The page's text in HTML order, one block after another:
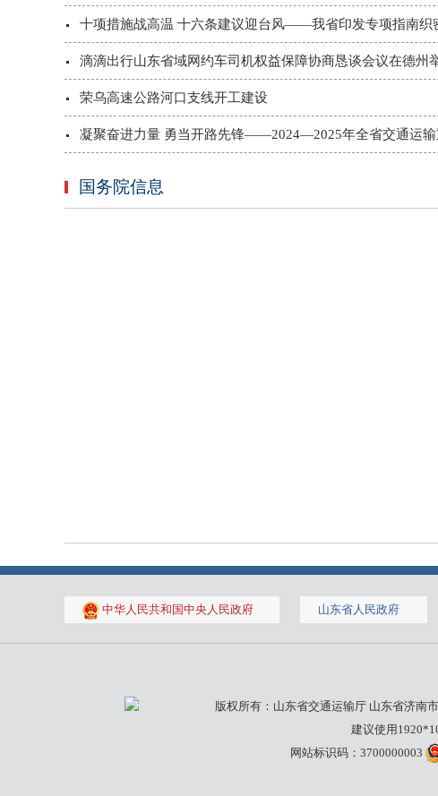
十项措施战高温 十六条建议迎台风——我省印发专项指南织
滴滴出行山东省域网约车司机权益保障协商恳谈会议在德州
荣乌高速公路河口支线开工建设
凝聚奋进力量 勇当开路先锋——2024—2025年全省交通运输
国务院信息
中华人民共和国中央人民政府 山东省人民政府
版权所有：山东省交通运输厅 山东省济南
建议使用
网站标识码：3700000003